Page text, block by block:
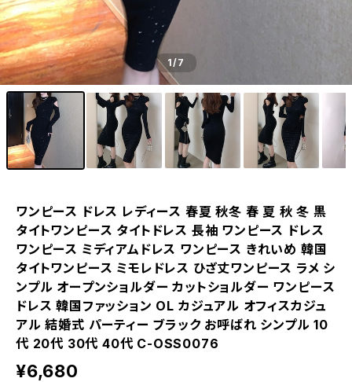
1/7
ワンピース ドレス レディース 春夏 秋冬 春 夏 秋 冬 黒
タイトワンピース タイトドレス 長袖 ワンピース ドレス
ワンピース ミディアムドレス ワンピース きれいめ 韓国
タイトワンピース ミモレドレス ひざ丈ワンピース ラメ シ
ンプル オープンショルダー カットショルダー ワンピース
ドレス 韓国ファッション OL カジュアル オフィスカジュ
アル 結婚式 パーティー ブラック お呼ばれ シンプル 10
代 20代 30代 40代 C-OSS0076
¥6,680